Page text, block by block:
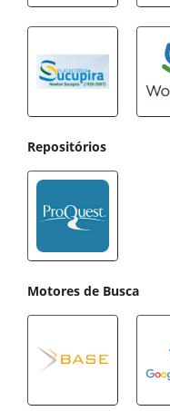
Repositórios
Motores de Busca